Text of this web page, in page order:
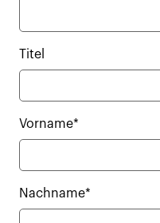
Titel
Vorname*
Nachname*